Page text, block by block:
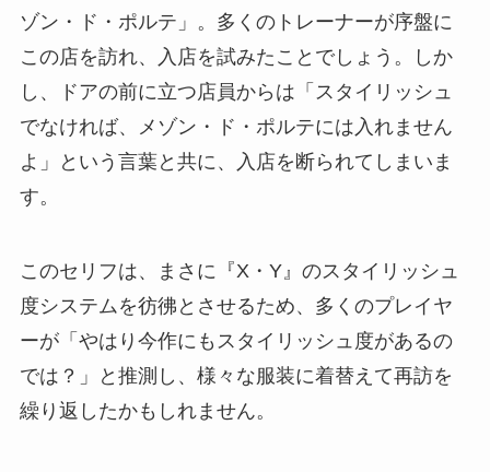
ゾン・ド・ポルテ」。多くのトレーナーが序盤に
この店を訪れ、入店を試みたことでしょう。しか
し、ドアの前に立つ店員からは「スタイリッシュ
でなければ、メゾン・ド・ポルテには入れません
よ」という言葉と共に、入店を断られてしまいま
す。
このセリフは、まさに『X・Y』のスタイリッシュ
度システムを彷彿とさせるため、多くのプレイヤ
ーが「やはり今作にもスタイリッシュ度があるの
では？」と推測し、様々な服装に着替えて再訪を
繰り返したかもしれません。